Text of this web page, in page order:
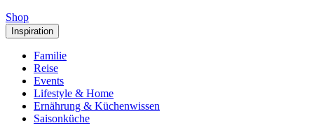
Shop
Inspiration
Familie
Reise
Events
Lifestyle & Home
Ernährung & Küchenwissen
Saisonküche